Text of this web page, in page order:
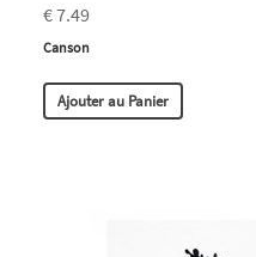
€ 7.49
Canson
Ajouter au Panier